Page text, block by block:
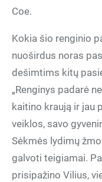
Coe.
Kokia šio renginio
nuoširdus noras
dešimtims kitų
„Renginys padarė
kaitino kraują ir jau
veiklos, savo
Sėkmės lydimų
galvoti teigiamai.
prisipažino Vilius,